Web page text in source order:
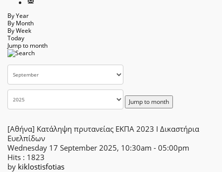
By Year
By Month
By Week
Today
Jump to month
Jump to month
[Αθήνα] Κατάληψη πρυτανείας ΕΚΠΑ 2023 Ι Δικαστήρια
Ευελπίδων
Wednesday 17 September 2025, 10:30am - 05:00pm
Hits : 1823
by kiklostisfotias